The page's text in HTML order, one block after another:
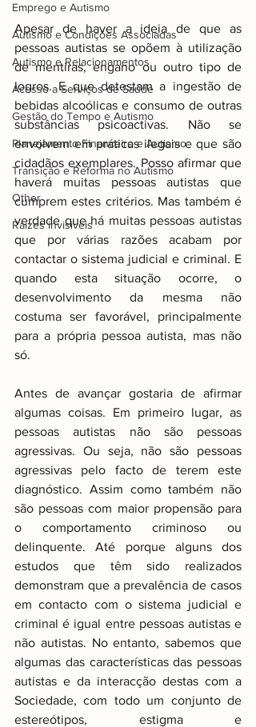
Emprego e Autismo
Autismo e Condições Associadas
Autismo e Relacionamentos
Acesso a Serviços de Saúde
Gestão do Tempo e Autismo
Planejamento Financeiro e Autismo
Transição e Reforma no Autismo
Other
Raizes invisiveis
Apesar de haver a ideia de que as
pessoas autistas se opõem à utilização
de mentiras, engano ou outro tipo de
logros. E que detestam a ingestão de
bebidas alcoólicas e consumo de outras
substâncias psicoactivas. Não se
envolvem em práticas ilegais e que são
cidadãos exemplares. Posso afirmar que
haverá muitas pessoas autistas que
cumprem estes critérios. Mas também é
verdade que há muitas pessoas autistas
que por várias razões acabam por
contactar o sistema judicial e criminal. E
quando esta situação ocorre, o
desenvolvimento da mesma não
costuma ser favorável, principalmente
para a própria pessoa autista, mas não
só.
Antes de avançar gostaria de afirmar
algumas coisas. Em primeiro lugar, as
pessoas autistas não são pessoas
agressivas. Ou seja, não são pessoas
agressivas pelo facto de terem este
diagnóstico. Assim como também não
são pessoas com maior propensão para
o comportamento criminoso ou
delinquente. Até porque alguns dos
estudos que têm sido realizados
demonstram que a prevalência de casos
em contacto com o sistema judicial e
criminal é igual entre pessoas autistas e
não autistas. No entanto, sabemos que
algumas das características das pessoas
autistas e da interacção destas com a
Sociedade, com todo um conjunto de
estereótipos, estigma e